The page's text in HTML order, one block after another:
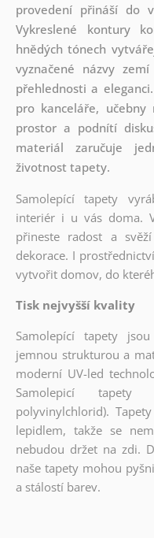
provedení přináší do
Vykreslené kontury
hnědých tónech
vyznačené názvy
přehlednosti a
pro kanceláře,
prostor a podnítí
materiál zaručuje
životnost tapety.
Samolepící tapety
interiér i u vás doma.
přineste radost a
dekorace. I
vytvořit domov, do
Tisk nejvyšší kvality
Samolepící tapety
jemnou strukturou a
moderní UV-led
Samolepicí tapety
polyvinylchlorid).
lepidlem, takže se
nebudou držet na zdi.
naše tapety mohou
a stálostí barev.